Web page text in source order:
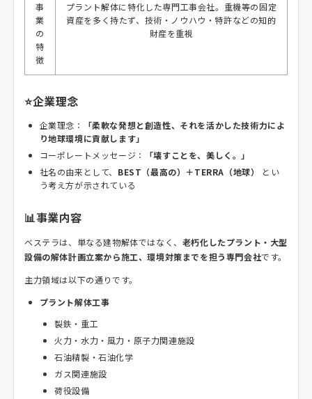
事
業
の
特
徴
プラント解体に特化した専門工事会社。重機等の固定
資産を多く持たず、技術・ノウハウ・特許などの知的
財産を重視
⭐企業理念
企業理念：
「柔軟な発想と創造性、それを活かした技術力によ
り地球環境に貢献します」
コーポレートメッセージ：
「壊すことを、美しく。」
社名の由来として、 BEST（最高の）＋TERRA（地球）
とい
う考え方が示されている
📊事業内容
ベステラは、単なる建物解体ではなく、 老朽化したプラント・大型
設備の解体計画立案から施工、環境対策までを担う専門会社です。
主力領域は以下の通りです。
プラント解体工事
製鉄・重工
火力・水力・風力・原子力関連施設
石油精製・石油化学
ガス関連施設
荷役設備